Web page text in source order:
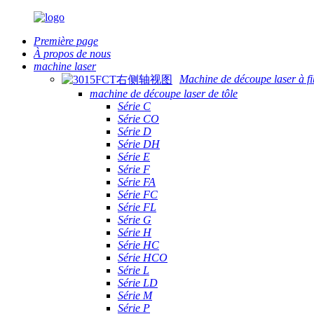
Première page
À propos de nous
machine laser
Machine de découpe laser à
machine de découpe laser de tôle
Série C
Série CO
Série D
Série DH
Série E
Série F
Série FA
Série FC
Série FL
Série G
Série H
Série HC
Série HCO
Série L
Série LD
Série M
Série P